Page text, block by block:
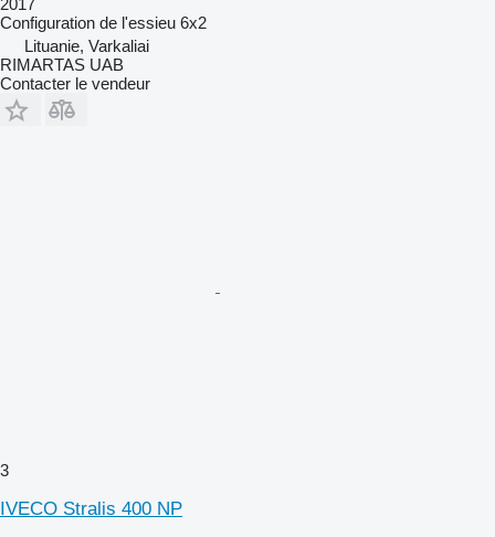
2017
Configuration de l'essieu 6x2
Lituanie, Varkaliai
RIMARTAS UAB
Contacter le vendeur
3
IVECO Stralis 400 NP